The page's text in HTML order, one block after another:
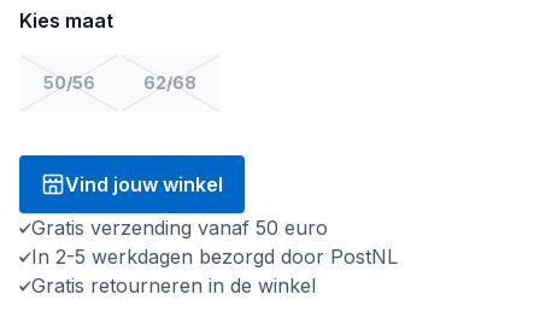
Kies maat
50/56 62/68
Vind jouw winkel
Gratis verzending vanaf 50 euro
In 2-5 werkdagen bezorgd door PostNL
Gratis retourneren in de winkel